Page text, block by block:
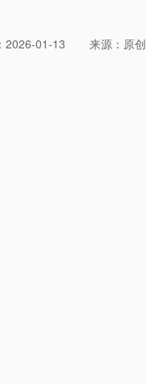
2026-01-13 来源：原创